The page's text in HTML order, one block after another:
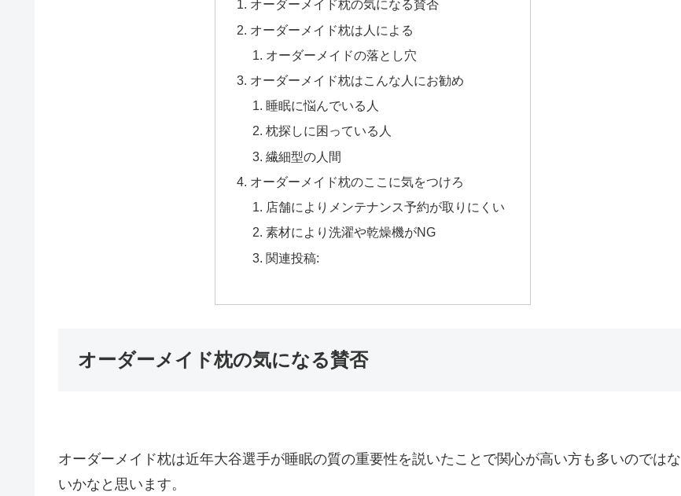
オーダーメイド枕の気になる賛否
オーダーメイド枕は人による
オーダーメイドの落とし穴
オーダーメイド枕はこんな人にお勧め
睡眠に悩んでいる人
枕探しに困っている人
繊細型の人間
オーダーメイド枕のここに気をつけろ
店舗によりメンテナンス予約が取りにくい
素材により洗濯や乾燥機がNG
関連投稿:
オーダーメイド枕の気になる賛否
オーダーメイド枕は近年大谷選手が睡眠の質の重要性を説いたことで関心が高い方も多いのではな
いかなと思います。